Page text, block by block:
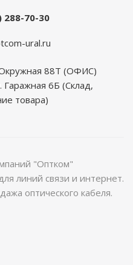
288-70-30
ural.ru
88Т (ОФИС)
Гаражная 6Б (Склад,
товара)
"Оптком"
линий связи и интернет.
оптического кабеля.